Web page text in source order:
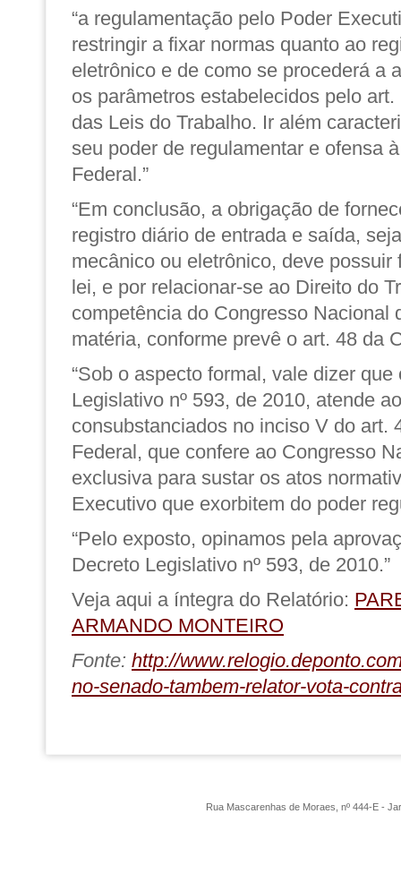
“a regulamentação pelo Poder
restringir a fixar normas quanto ao
eletrônico e de como se procederá a
os parâmetros estabelecidos pelo
das Leis do Trabalho. Ir além
seu poder de regulamentar e ofensa
Federal.”
“Em conclusão, a obrigação de
registro diário de entrada e saída,
mecânico ou eletrônico, deve possuir
lei, e por relacionar-se ao Direito do
competência do Congresso Nacional
matéria, conforme prevê o art. 48 da
“Sob o aspecto formal, vale dizer
Legislativo nº 593, de 2010, atende
consubstanciados no inciso V do art.
Federal, que confere ao Congresso
exclusiva para sustar os atos
Executivo que exorbitem do poder
“Pelo exposto, opinamos pela
Decreto Legislativo nº 593, de 2010.”
Veja aqui a íntegra do Relatório:
ARMANDO MONTEIRO
Fonte: http://
no-senado-tambem-relator-vota-
Rua Mascarenhas de Moraes, nº 444-E -